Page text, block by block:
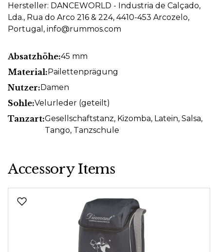
Hersteller: DANCEWORLD - Industria de Calçado,
Lda., Rua do Arco 216 & 224, 4410-453 Arcozelo,
Portugal, info@rummos.com
Absatzhöhe:45 mm
Material:Pailettenprägung
Nutzer:Damen
Sohle:Velurleder (geteilt)
Tanzart:Gesellschaftstanz, Kizomba, Latein, Salsa,
Tango, Tanzschule
Accessory Items